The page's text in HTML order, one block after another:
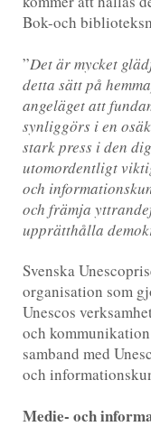
Bok-och
”Det är mycket
detta sätt på
angeläget att
synliggörs i en
stark press i den
utomordentligt
och
och främja
upprätthålla
Svenska
organisation som
Unescos
och
samband med
och
Medie- och